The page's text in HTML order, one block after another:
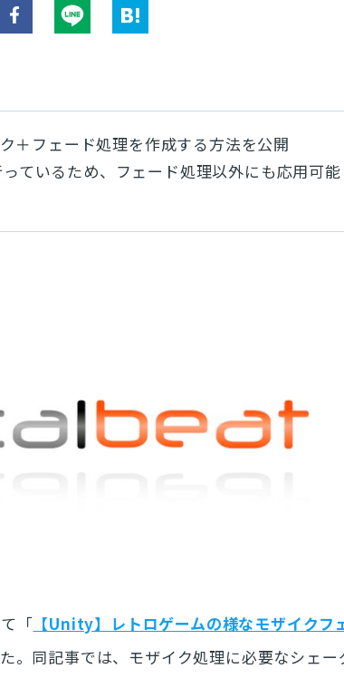
＋フェード処理を作成する方法を公開
ているため、フェード処理以外にも応用可能
「 【Unity】レトロゲームの様なモザイクフ
。同記事では、モザイク処理に必要なシェー